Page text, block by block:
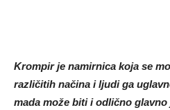
Krompir je namirnica koja se
različitih načina i ljudi ga
mada može biti i odlično